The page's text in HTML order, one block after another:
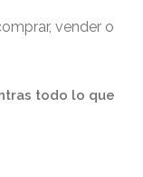
vender o
todo lo que